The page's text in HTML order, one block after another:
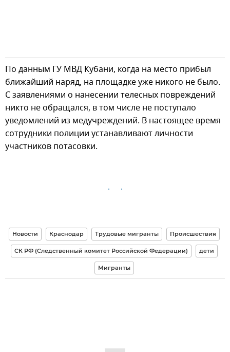
По данным ГУ МВД Кубани, когда на место прибыл
ближайший наряд, на площадке уже никого не было.
С заявлениями о нанесении телесных повреждений
никто не обращался, в том числе не поступало
уведомлений из медучреждений. В настоящее время
сотрудники полиции устанавливают личности
участников потасовки.
Новости Краснодар Трудовые мигранты Происшествия
СК РФ (Следственный комитет Российской Федерации) дети
Мигранты